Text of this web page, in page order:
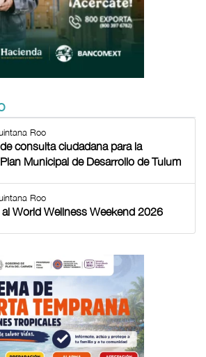
Roo
consulta ciudadana para la
Municipal de Desarrollo de Tulum
Roo
World Wellness Weekend 2026